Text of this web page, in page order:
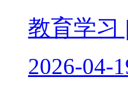
教育学习
2026-04-